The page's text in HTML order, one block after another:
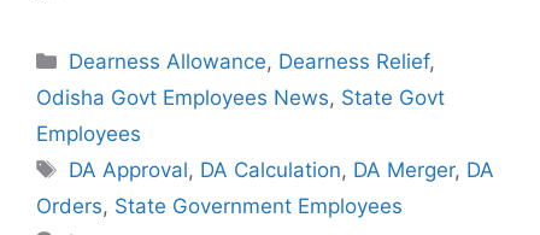
Categories
Dearness Allowance, Dearness Relief,
Odisha Govt Employees News, State Govt
Employees
Tags
DA Approval, DA Calculation, DA Merger, DA
Orders, State Government Employees